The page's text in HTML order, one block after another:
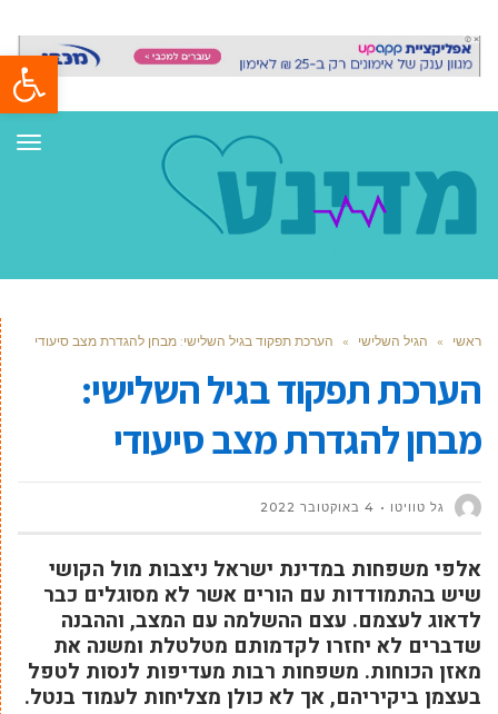
פתח
ראשי » הגיל השלישי » הערכת תפקוד בגיל השלישי: מבחן להגדרת מצב סיעודי
הערכת תפקוד בגיל השלישי:
מבחן להגדרת מצב סיעודי
גל טוויטו 4 באוקטובר 2022
אלפי משפחות במדינת ישראל ניצבות מול הקושי
שיש בהתמודדות עם הורים אשר לא מסוגלים כבר
לדאוג לעצמם. עצם ההשלמה עם המצב, וההבנה
שדברים לא יחזרו לקדמותם מטלטלת ומשנה את
מאזן הכוחות. משפחות רבות מעדיפות לנסות לטפל
בעצמן ביקיריהם, אך לא כולן מצליחות לעמוד בנטל.